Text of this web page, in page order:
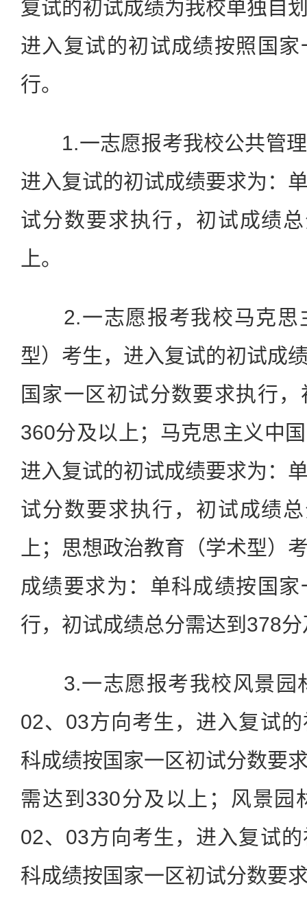
复试的初试成绩为我校单独自
进入复试的初试成绩按照国
行。
1.一志愿报考我校公共管理
进入复试的初试成绩要求为：
试分数要求执行，初试成绩
上。
2.一志愿报考我校马克思
型）考生，进入复试的初试成
国家一区初试分数要求执行
360分及以上；马克思主义中
进入复试的初试成绩要求为：
试分数要求执行，初试成绩
上；思想政治教育（学术型）
成绩要求为：单科成绩按国
行，初试成绩总分需达到378
3.一志愿报考我校风景园
02、03方向考生，进入复试
科成绩按国家一区初试分数要
需达到330分及以上；风景园
02、03方向考生，进入复试
科成绩按国家一区初试分数要